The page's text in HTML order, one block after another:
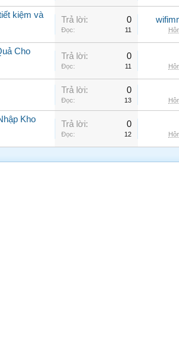
kiệm và
Trả lời: 0
Đọc: 11
Cho
Trả lời: 0
Đọc: 11
Trả lời: 0
Đọc: 13
Kho
Trả lời: 0
Đọc: 12